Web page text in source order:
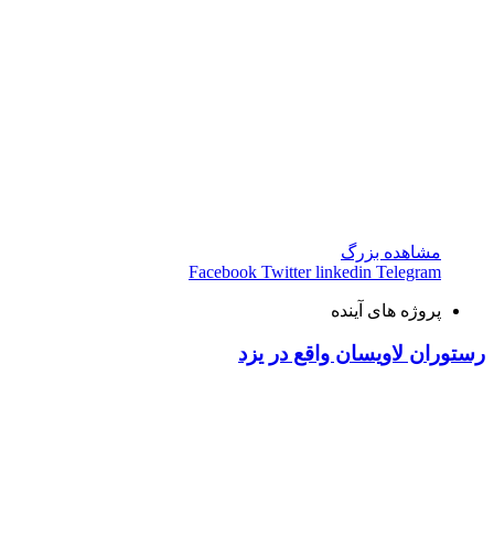
مشاهده بزرگ
Facebook Twitter linkedin Telegram
پروژه های آینده
رستوران لاویسان واقع در یزد